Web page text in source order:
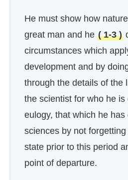
He must show how
great man and he ( 1-3 )
circumstances which
development and by
through the details of the
the scientist for who he
eulogy, that which he has
sciences by not
state prior to this period
point of departure.